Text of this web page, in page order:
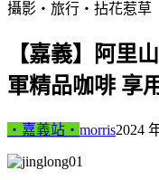
攝影‧旅行‧拈花惹草
【嘉義】阿里
軍精品咖啡 享
‧嘉義站‧ morris2024